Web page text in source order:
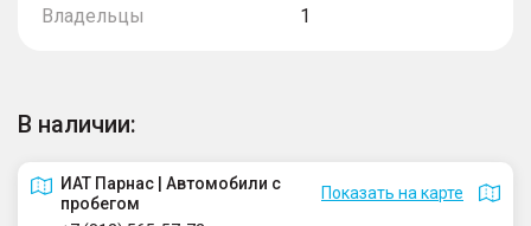
Владельцы 1
В наличии:
ИАТ Парнас | Автомобили с
пробегом
Показать на карте